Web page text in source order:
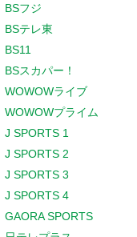
BSフジ
BSテレ東
BS11
BSスカパー！
WOWOWライブ
WOWOWプライム
J SPORTS 1
J SPORTS 2
J SPORTS 3
J SPORTS 4
GAORA SPORTS